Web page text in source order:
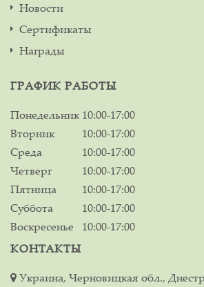
Новости
Сертификаты
Награды
ГРАФИК РАБОТЫ
Понедельник 10:00-17:00
Вторник
10:00-17:00
Среда
10:00-17:00
Четверг
10:00-17:00
Пятница
10:00-17:00
Суббота
10:00-17:00
Воскресенье
10:00-17:00
КОНТАКТЫ
Украина, Черновицкая обл.,